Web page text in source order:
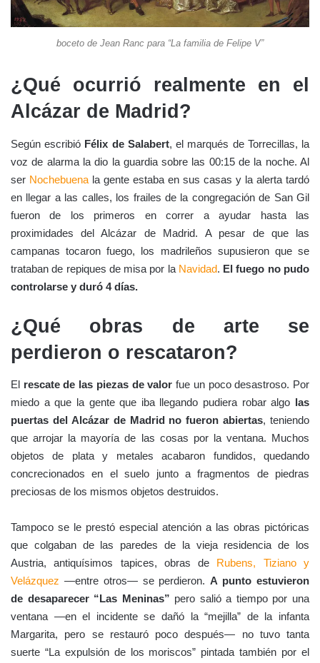
boceto de Jean Ranc para “La familia de Felipe V”
¿Qué ocurrió realmente en el
Alcázar de Madrid?
Según escribió Félix de Salabert, el marqués de Torrecillas, la
voz de alarma la dio la guardia sobre las 00:15 de la noche. Al
ser Nochebuena la gente estaba en sus casas y la alerta tardó
en llegar a las calles, los frailes de la congregación de San Gil
fueron de los primeros en correr a ayudar hasta las
proximidades del Alcázar de Madrid. A pesar de que las
campanas tocaron fuego, los madrileños supusieron que se
trataban de repiques de misa por la Navidad. El fuego no pudo
controlarse y duró 4 días.
¿Qué obras de arte se
perdieron o rescataron?
El rescate de las piezas de valor fue un poco desastroso. Por
miedo a que la gente que iba llegando pudiera robar algo las
puertas del Alcázar de Madrid no fueron abiertas, teniendo
que arrojar la mayoría de las cosas por la ventana. Muchos
objetos de plata y metales acabaron fundidos, quedando
concrecionados en el suelo junto a fragmentos de piedras
preciosas de los mismos objetos destruidos.
Tampoco se le prestó especial atención a las obras pictóricas
que colgaban de las paredes de la vieja residencia de los
Austria, antiquísimos tapices, obras de Rubens, Tiziano y
Velázquez —entre otros— se perdieron.A punto estuvieron
de desaparecer “Las Meninas” pero salió a tiempo por una
ventana —en el incidente se dañó la “mejilla” de la infanta
Margarita, pero se restauró poco después— no tuvo tanta
suerte “La expulsión de los moriscos” pintada también por el